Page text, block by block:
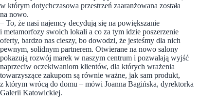
w którym dotychczasowa przestrzeń zaaranżowana została
na nowo.
– To, że nasi najemcy decydują się na powiększanie
i metamorfozy swoich lokali a co za tym idzie poszerzenie
oferty, bardzo nas cieszy, bo dowodzi, że jesteśmy dla nich
pewnym, solidnym partnerem. Otwierane na nowo salony
pokazują rozwój marek w naszym centrum i pozwalają wyjść
naprzeciw oczekiwaniom klientów, dla których wrażenia
towarzyszące zakupom są równie ważne, jak sam produkt,
z którym wrócą do domu – mówi Joanna Bagińska, dyrektorka
Galerii Katowickiej.